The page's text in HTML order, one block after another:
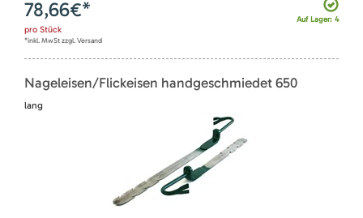
Auf Lager: 4
78,66€*
pro Stück
*inkl. MwSt zzgl. Versand
Nageleisen/Flickeisen handgeschmiedet 650
lang